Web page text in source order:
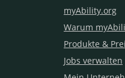
myAbility.org
Warum
Produkte &
Jobs verwalten